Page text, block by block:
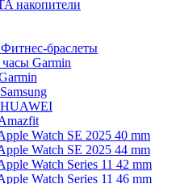
накопители
браслеты
Garmin
Watch SE 2025 40 mm
Watch SE 2025 44 mm
Watch Series 11 42 mm
Watch Series 11 46 mm